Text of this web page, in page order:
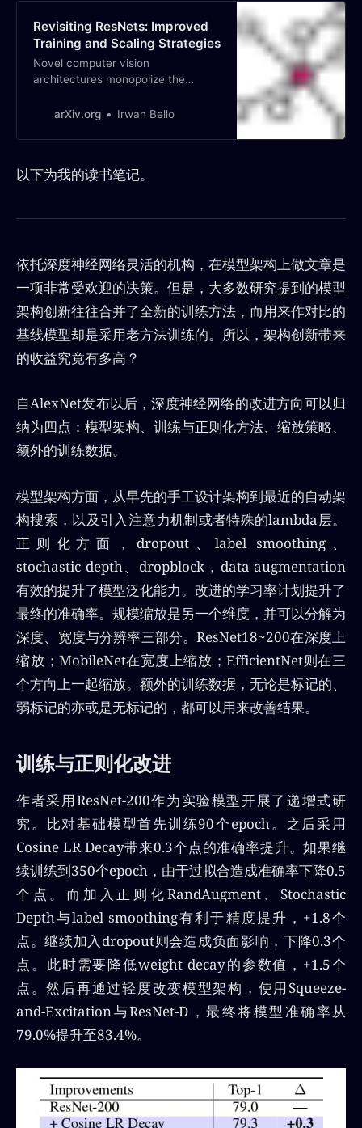
Revisiting ResNets: Improved
Training and Scaling Strategies
Novel computer vision
architectures monopolize the
model architecture is often
changes totraining methodology
revisits the canonicalResNet (He et
arXiv.org Irwan Bello
以下为我的读书笔记。
依托深度神经网络灵活的机构，在模型架构上做文章是
一项非常受欢迎的决策。但是，大多数研究提到的模型
架构创新往往合并了全新的训练方法，而用来作对比的
基线模型却是采用老方法训练的。所以，架构创新带来
的收益究竟有多高？
自AlexNet发布以后，深度神经网络的改进方向可以归
纳为四点：模型架构、训练与正则化方法、缩放策略、
额外的训练数据。
模型架构方面，从早先的手工设计架构到最近的自动架
构搜索，以及引入注意力机制或者特殊的lambda层。
正则化方面，dropout、label smoothing、
stochastic depth、dropblock，data augmentation
有效的提升了模型泛化能力。改进的学习率计划提升了
最终的准确率。规模缩放是另一个维度，并可以分解为
深度、宽度与分辨率三部分。ResNet18~200在深度上
缩放；MobileNet在宽度上缩放；EfficientNet则在三
个方向上一起缩放。额外的训练数据，无论是标记的、
弱标记的亦或是无标记的，都可以用来改善结果。
训练与正则化改进
作者采用ResNet-200作为实验模型开展了递增式研
究。比对基础模型首先训练90个epoch。之后采用
Cosine LR Decay带来0.3个点的准确率提升。如果继
续训练到350个epoch，由于过拟合造成准确率下降0.5
个点。而加入正则化RandAugment、Stochastic
Depth与label smoothing有利于精度提升，+1.8个
点。继续加入dropout则会造成负面影响，下降0.3个
点。此时需要降低weight decay的参数值，+1.5个
点。然后再通过轻度改变模型架构，使用Squeeze-
and-Excitation与ResNet-D，最终将模型准确率从
79.0%提升至83.4%。